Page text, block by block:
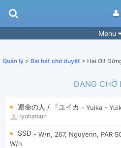
Menu
Tìm theo hợp âm
Quản lý > Bài hát chờ duyệt > Hai Ơi!
ĐANG CHỜ
運命の人 / 『ユイカ - Yuika -
ryohatsun
SSD - W/n, 267, Nguyenn, PAR
W/n